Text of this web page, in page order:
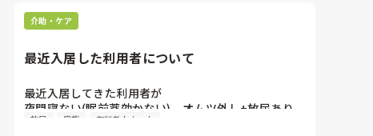
と、嚥下機能は更に低下し誤嚥リスクが増大します。
しやすいかと思います。
介助・ケア
最近入居した利用者について
最近入居してきた利用者が
夜間寝ない(眠前薬効かない)、オムツ外し+放尿あり、
ベッドからの転倒リスク大、指示全く通らない、縦に
放尿 家族 有料老人ホーム